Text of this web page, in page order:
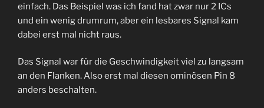
einfach. Das Beispiel was ich fand hat zwar nur 2 ICs
und ein wenig drumrum, aber ein lesbares Signal kam
dabei erst mal nicht raus.
Das Signal war für die Geschwindigkeit viel zu langsam
an den Flanken. Also erst mal diesen ominösen Pin 8
anders beschalten.